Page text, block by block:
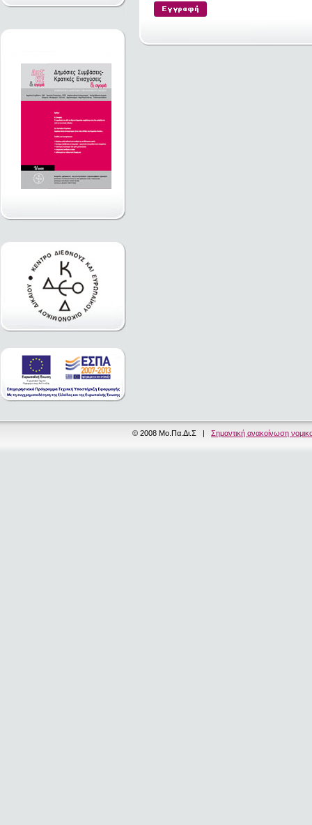
© 2008 Μο.Πα.Δι.Σ | Σημαντική ανακοίνωση